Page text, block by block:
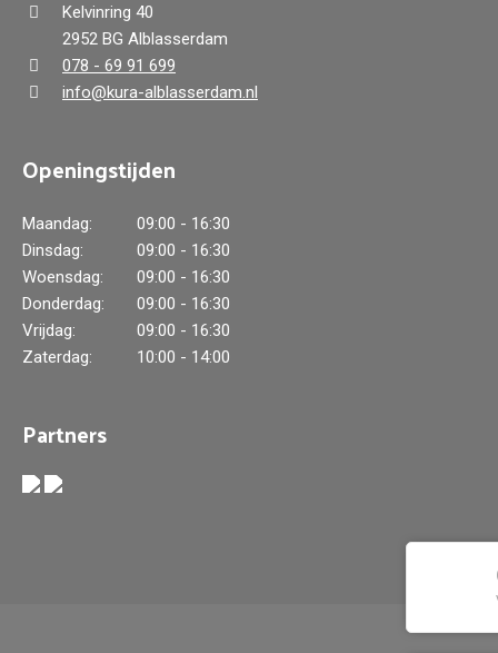
Kelvinring 40
2952 BG Alblasserdam
078 - 69 91 699
info@kura-alblasserdam.nl
Openingstijden
Maandag:
09:00 - 16:30
Dinsdag:
09:00 - 16:30
Woensdag:
09:00 - 16:30
Donderdag:
09:00 - 16:30
Vrijdag:
09:00 - 16:30
Zaterdag:
10:00 - 14:00
Partners